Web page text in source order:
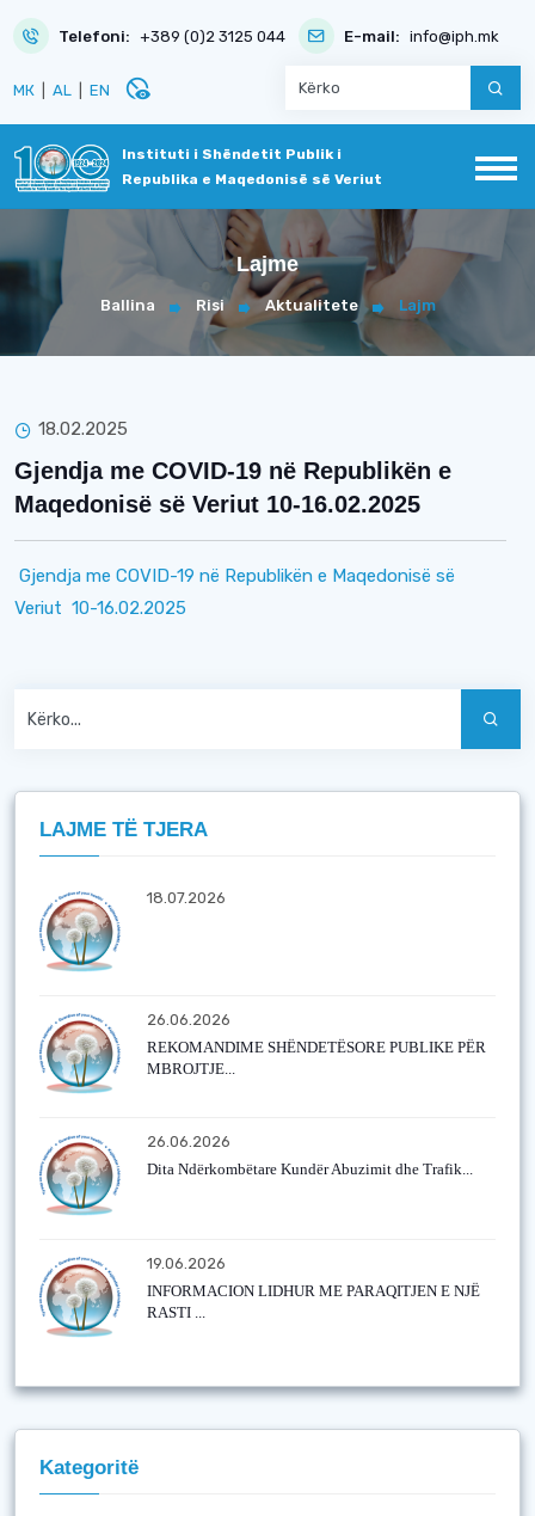
Telefoni: +389 (0)2 3125 044 E-mail: info@iph.mk
МК AL EN disabled_visible
Instituti i Shëndetit Publik i
Republika e Maqedonisë së Veriut
Lajme
Ballina Risi Aktualitete Lajm
18.02.2025
Gjendja me COVID-19 në Republikën e
Maqedonisë së Veriut 10-16.02.2025
Gjendja me COVID-19 në Republikën e Maqedonisë së
Veriut 10-16.02.2025
LAJME TË TJERA
18.07.2026
26.06.2026
REKOMANDIME SHËNDETËSORE PUBLIKE PËR
MBROJTJE...
26.06.2026
Dita Ndërkombëtare Kundër Abuzimit dhe Trafik...
19.06.2026
INFORMACION LIDHUR ME PARAQITJEN E NJË
RASTI ...
Kategoritë